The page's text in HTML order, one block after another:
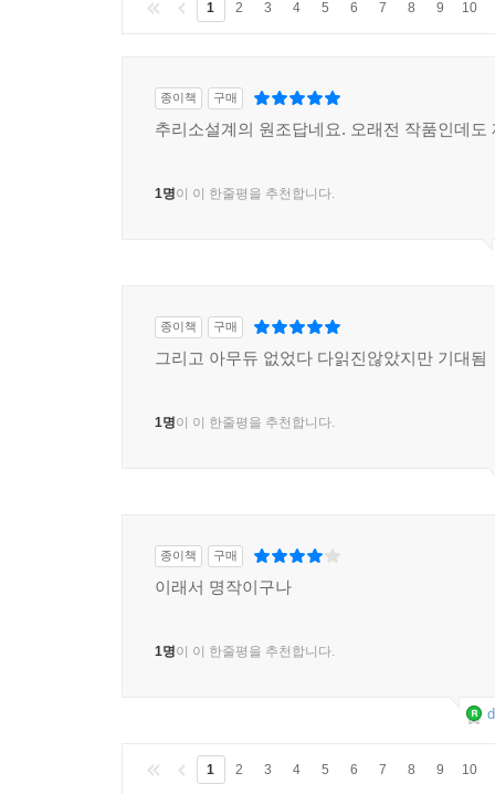
1 2 3 4 5 6 7 8 9 10
종이책 구매
추리소설계의 원조답네요. 오래전 작품인데도
1명이 이 한줄평을 추천합니다.
종이책 구매
그리고 아무듀 없었다 다읽진않았지만 기대됨
1명이 이 한줄평을 추천합니다.
종이책 구매
이래서 명작이구나
1명이 이 한줄평을 추천합니다.
1 2 3 4 5 6 7 8 9 10